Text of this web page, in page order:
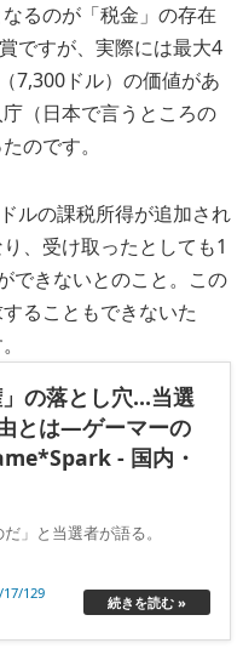
るのが「税金」の存在
ですが、実際には最大4
7,300ドル）の価値があ
（日本で言うところの
のです。
ルの課税所得が追加され
、受け取ったとしても1
できないとのこと。この
ることもできないた
」の落とし穴…当選
とは―ゲーマーの
- 国内・
」と当選者が語る。
129
続きを読む »